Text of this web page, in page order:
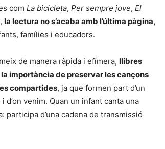
com La bicicleta, Per sempre jove, El
la lectura no s’acaba amb l’última pàgina,
famílies i educadors.
de manera ràpida i efímera, llibres
importància de preservar les cançons
compartides, ja que formen part d’un
venim. Quan un infant canta una
participa d’una cadena de transmissió